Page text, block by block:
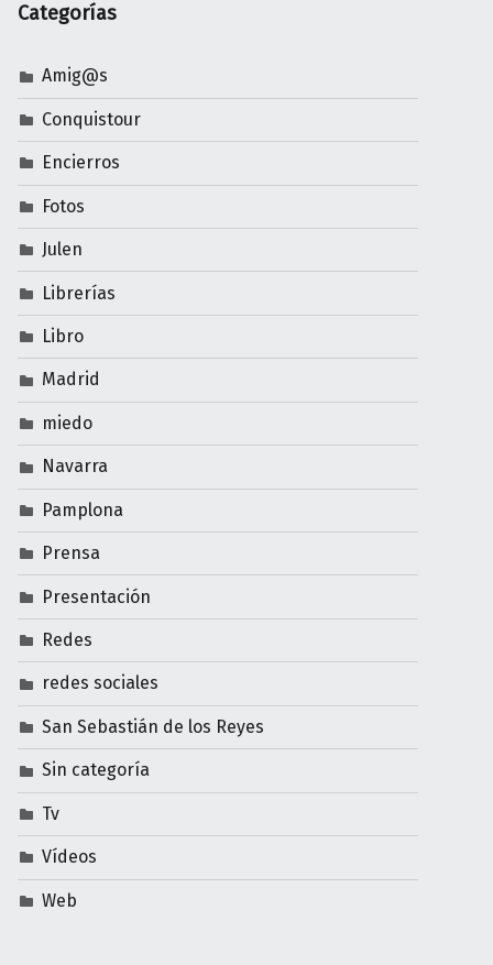
Categorías
Amig@s
Conquistour
Encierros
Fotos
Julen
Librerías
Libro
Madrid
miedo
Navarra
Pamplona
Prensa
Presentación
Redes
redes sociales
San Sebastián de los Reyes
Sin categoría
Tv
Vídeos
Web